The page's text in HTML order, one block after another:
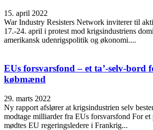
15. april 2022
War Industry Resisters Network inviterer til
17.-24. april i protest mod krigsindustriens
amerikansk udenrigspolitik og økonomi....
EUs forsvarsfond – et ta’-selv-bord
købmænd
29. marts 2022
Ny rapport afslører at krigsindustrien selv
modtage milliarder fra EUs forsvarsfond For et
mødtes EU regeringsledere i Frankrig...